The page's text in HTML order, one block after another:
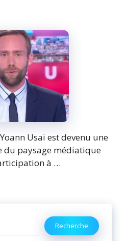
Usai est devenu une
paysage médiatique
à …
Recherche